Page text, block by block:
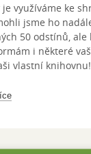
KNIHY
využíváme ke
jsme ho
50 odstínů, ale
i některé
vlastní knihovnu!